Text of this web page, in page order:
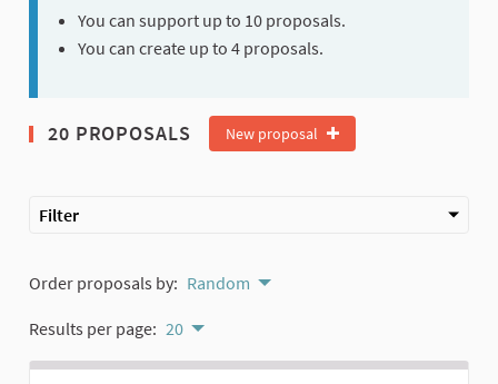
You can support up to 10 proposals.
You can create up to 4 proposals.
20 PROPOSALS New proposal
Filter
Order proposals by: Random
Results per page: 20